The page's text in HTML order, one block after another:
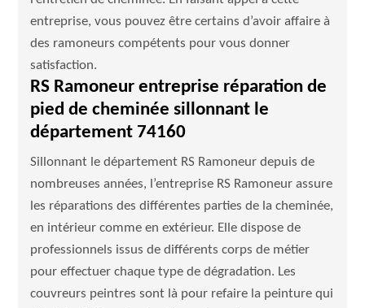
entreprise, vous pouvez être certains d’avoir affaire à
des ramoneurs compétents pour vous donner
satisfaction.
RS Ramoneur entreprise réparation de
pied de cheminée sillonnant le
département 74160
Sillonnant le département RS Ramoneur depuis de
nombreuses années, l’entreprise RS Ramoneur assure
les réparations des différentes parties de la cheminée,
en intérieur comme en extérieur. Elle dispose de
professionnels issus de différents corps de métier
pour effectuer chaque type de dégradation. Les
couvreurs peintres sont là pour refaire la peinture qui